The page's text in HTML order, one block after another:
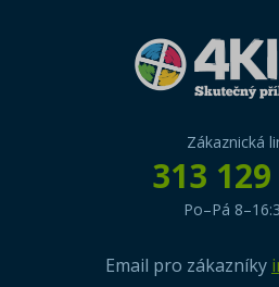
Zákaznická
313
Po–Pá
Email pro zákazníky